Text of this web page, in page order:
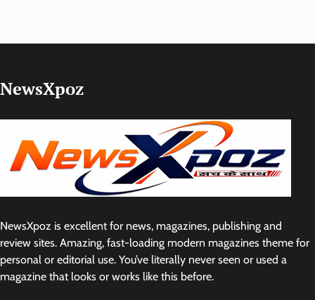
NewsXpoz
NewsXpoz is excellent for news, magazines, publishing and
review sites. Amazing, fast-loading modern magazines theme for
personal or editorial use. You’ve literally never seen or used a
magazine that looks or works like this before.